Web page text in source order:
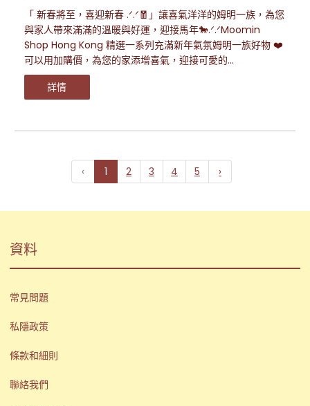
「 新春將至，喜迎新春 .ᐟ.ᐟ🧧」讓喜氣洋洋的姆明一族，為您
與家人帶來滿滿的溫暖與好運，迎接馬年🐎.ᐟ.ᐟMoomin
Shop Hong Kong 精選一系列充滿新年氣氛姆明一族好物 ❤️
可以用加購價，為您的家添增喜氣，迎接可愛的...
詳情
‹ 1 2 3 4 5 ›
資料
常見問題
私隱政策
條款和細則
聯絡我們